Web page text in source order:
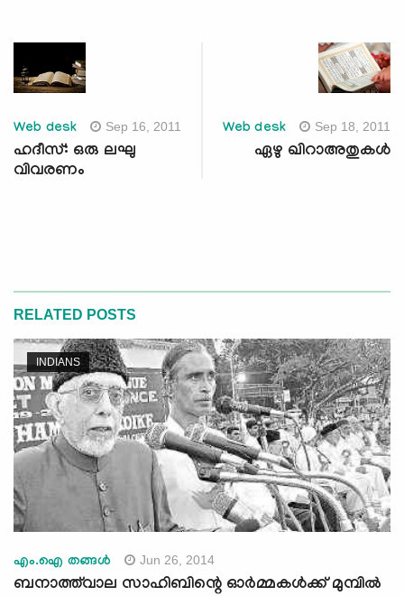
Web desk Sep 16, 2011
ഹദീസ്: ഒരു ലഘു
വിവരണം
Web desk Sep 18, 2011
ഏഴു ഖിറാഅതുകള്‍
RELATED POSTS
INDIANS
എം.ഐ തങ്ങള്‍ Jun 26, 2014
ബനാത്ത്‌വാല സാഹിബിന്റെ ഓര്‍മ്മകള്‍ക്ക് മുമ്പില്‍